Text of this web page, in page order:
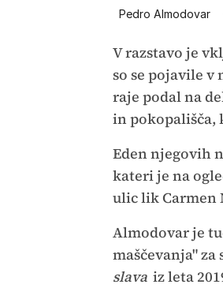
Pedro Almodovar
V razstavo je
so se pojavile
raje podal na
in pokopališča,
Eden njegovih
kateri je na
ulic lik Carmen
Almodovar je
maščevanja"
slava iz leta